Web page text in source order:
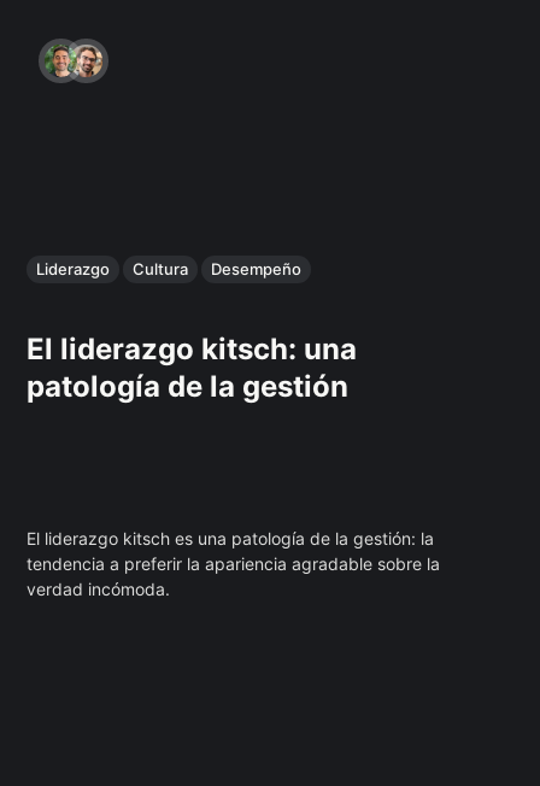
Liderazgo Cultura Desempeño
El liderazgo kitsch: una
patología de la gestión
El liderazgo kitsch es una patología de la gestión: la
tendencia a preferir la apariencia agradable sobre la
verdad incómoda.